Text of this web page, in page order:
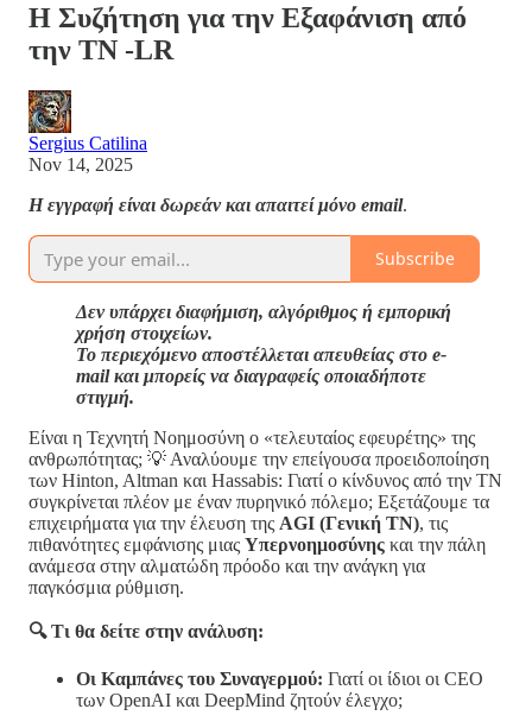
Η Συζήτηση για την Εξαφάνιση από
την ΤΝ -LR
Sergius Catilina
Nov 14, 2025
Η εγγραφή είναι δωρεάν και απαιτεί μόνο email.
Subscribe
Δεν υπάρχει διαφήμιση, αλγόριθμος ή εμπορική
χρήση στοιχείων.
Το περιεχόμενο αποστέλλεται απευθείας στο e-
mail και μπορείς να διαγραφείς οποιαδήποτε
στιγμή.
Είναι η Τεχνητή Νοημοσύνη ο «τελευταίος εφευρέτης» της
ανθρωπότητας; 💡 Αναλύουμε την επείγουσα προειδοποίηση
των Hinton, Altman και Hassabis: Γιατί ο κίνδυνος από την ΤΝ
συγκρίνεται πλέον με έναν πυρηνικό πόλεμο; Εξετάζουμε τα
επιχειρήματα για την έλευση της AGI (Γενική ΤΝ), τις
πιθανότητες εμφάνισης μιας Υπερνοημοσύνης και την πάλη
ανάμεσα στην αλματώδη πρόοδο και την ανάγκη για
παγκόσμια ρύθμιση.
🔍 Τι θα δείτε στην ανάλυση:
Οι Καμπάνες του Συναγερμού: Γιατί οι ίδιοι οι CEO
των OpenAI και DeepMind ζητούν έλεγχο;